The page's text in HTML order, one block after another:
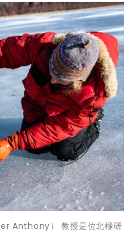
Anthony） 教授是位北極研